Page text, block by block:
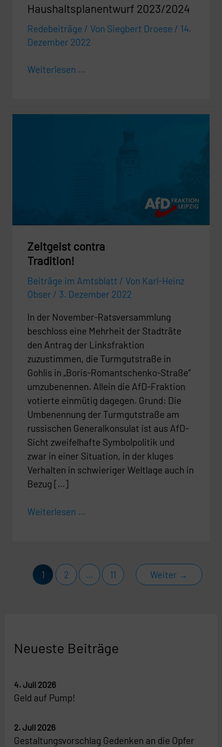
Haushaltsplanentwurf 2023/2024
Redebeiträge / Von Siegbert Droese / 14.
Dezember 2022
Weiterlesen ...
Zeitgeist contra
Tradition!
Beiträge im Amtsblatt / Von Karl-Heinz
Obser / 3. Dezember 2022
In der November-Ratsversammlung
beschloss eine Mehrheit der Stadträte
den Antrag der Linksfraktion
zuzustimmen, die Turmgutstraße in
Gohlis in „Boris-Romantschenko-Straße“
umzubenennen. Allein die AfD-Fraktion
votierte einmütig dagegen. Grund: Die
Umbenennung der Turmgutstraße am
russischen Generalkonsulat ist aus AfD-
Sicht zweifelhafte Symbolpolitik und
zwar in einer Situation, in der kluges
Verhalten in schwieriger Weltlage auch in
Bezug […]
Weiterlesen ...
1 2 … 11 Weiter →
Neueste Beiträge
Geld auf Pump!
4. Juli 2026
Gestaltungsvorschlag Gedenken an die Opfer
2. Juli 2026